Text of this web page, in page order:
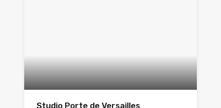
Studio Porte de Versailles